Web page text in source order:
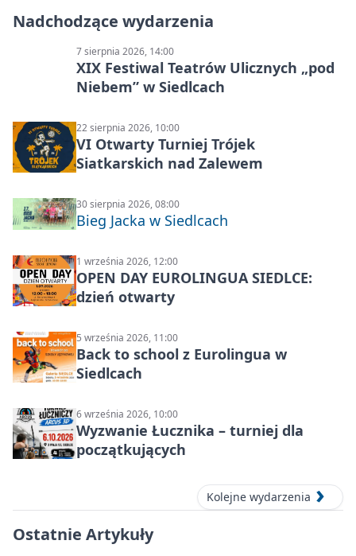
Nadchodzące wydarzenia
7 sierpnia 2026, 14:00
XIX Festiwal Teatrów Ulicznych „pod
Niebem” w Siedlcach
22 sierpnia 2026, 10:00
VI Otwarty Turniej Trójek
Siatkarskich nad Zalewem
30 sierpnia 2026, 08:00
Bieg Jacka w Siedlcach
1 września 2026, 12:00
OPEN DAY EUROLINGUA SIEDLCE:
dzień otwarty
5 września 2026, 11:00
Back to school z Eurolingua w
Siedlcach
6 września 2026, 10:00
Wyzwanie Łucznika – turniej dla
początkujących
Kolejne wydarzenia
Ostatnie Artykuły